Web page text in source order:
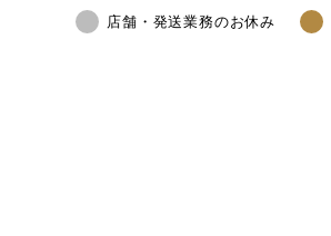
店舗・発送業務のお休み